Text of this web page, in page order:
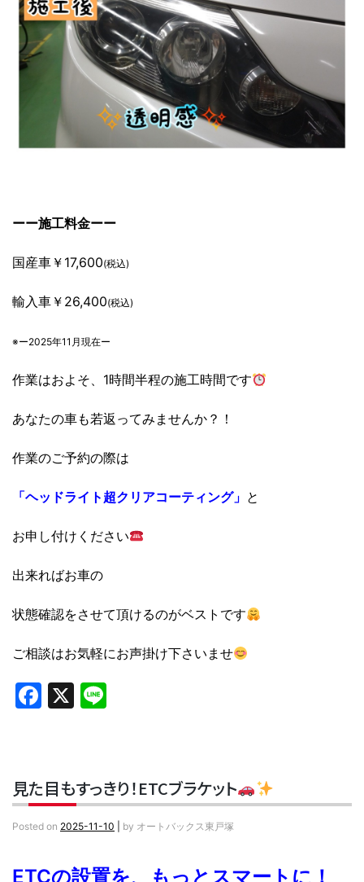
ーー施工料金ーー
国産車￥17,600(税込)
輸入車￥26,400(税込)
※ー2025年11月現在ー
作業はおよそ、1時間半程の施工時間です
あなたの車も若返ってみませんか？！
作業のご予約の際は
「ヘッドライト超クリアコーティング」 と
お申し付けください
出来ればお車の
状態確認をさせて頂けるのがベストです
ご相談はお気軽にお声掛け下さいませ
Facebook
X
見た目もすっきり！ETCブラケット
Posted on 2025-11-10 by オートバックス東戸塚
ETCの設置を、もっとスマートに！